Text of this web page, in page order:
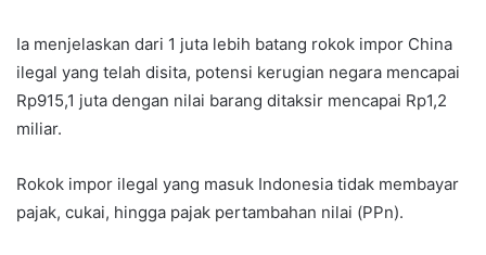
Ia menjelaskan dari 1 juta lebih batang rokok impor China
ilegal yang telah disita, potensi kerugian negara mencapai
Rp915,1 juta dengan nilai barang ditaksir mencapai Rp1,2
miliar.
Rokok impor ilegal yang masuk Indonesia tidak membayar
pajak, cukai, hingga pajak pertambahan nilai (PPn).